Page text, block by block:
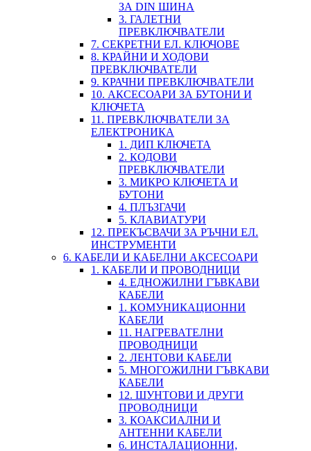
ЗА DIN ШИНА
3. ГАЛЕТНИ
ПРЕВКЛЮЧВАТЕЛИ
7. СЕКРЕТНИ ЕЛ. КЛЮЧОВЕ
8. КРАЙНИ И ХОДОВИ
ПРЕВКЛЮЧВАТЕЛИ
9. КРАЧНИ ПРЕВКЛЮЧВАТЕЛИ
10. АКСЕСОАРИ ЗА БУТОНИ И
КЛЮЧЕТА
11. ПРЕВКЛЮЧВАТЕЛИ ЗА
ЕЛЕКТРОНИКА
1. ДИП КЛЮЧЕТА
2. КОДОВИ
ПРЕВКЛЮЧВАТЕЛИ
3. МИКРО КЛЮЧЕТА И
БУТОНИ
4. ПЛЪЗГАЧИ
5. КЛАВИАТУРИ
12. ПРЕКЪСВАЧИ ЗА РЪЧНИ ЕЛ.
ИНСТРУМЕНТИ
6. КАБЕЛИ И КАБЕЛНИ АКСЕСОАРИ
1. КАБЕЛИ И ПРОВОДНИЦИ
4. ЕДНОЖИЛНИ ГЪВКАВИ
КАБЕЛИ
1. КОМУНИКАЦИОННИ
КАБЕЛИ
11. НАГРЕВАТЕЛНИ
ПРОВОДНИЦИ
2. ЛЕНТОВИ КАБЕЛИ
5. МНОГОЖИЛНИ ГЪВКАВИ
КАБЕЛИ
12. ШУНТОВИ И ДРУГИ
ПРОВОДНИЦИ
3. КОАКСИАЛНИ И
АНТЕННИ КАБЕЛИ
6. ИНСТАЛАЦИОННИ,